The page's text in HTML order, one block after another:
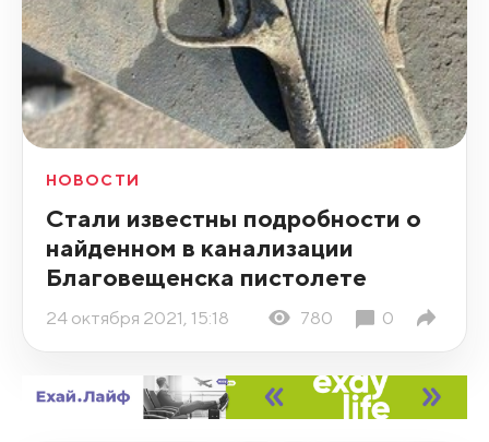
НОВОСТИ
Стали известны подробности о
найденном в канализации
Благовещенска пистолете
24 октября 2021, 15:18 780 0